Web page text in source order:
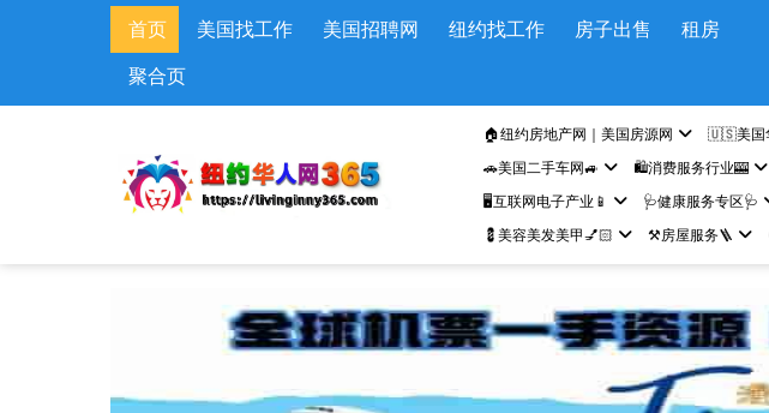
Skip to main content
首页 美国找工作 美国招聘网 纽约找工作 房子出售 租房
聚合页
🏠纽约房地产网｜美国房源网 🇺🇸美国
🚗美国二手车网🚙
🛍️消费服务行业🎰
🖥️互联网电子产业📱
🩺健康服务专区🩺
💈美容美发美甲💅🏻
⚒️房屋服务🪜